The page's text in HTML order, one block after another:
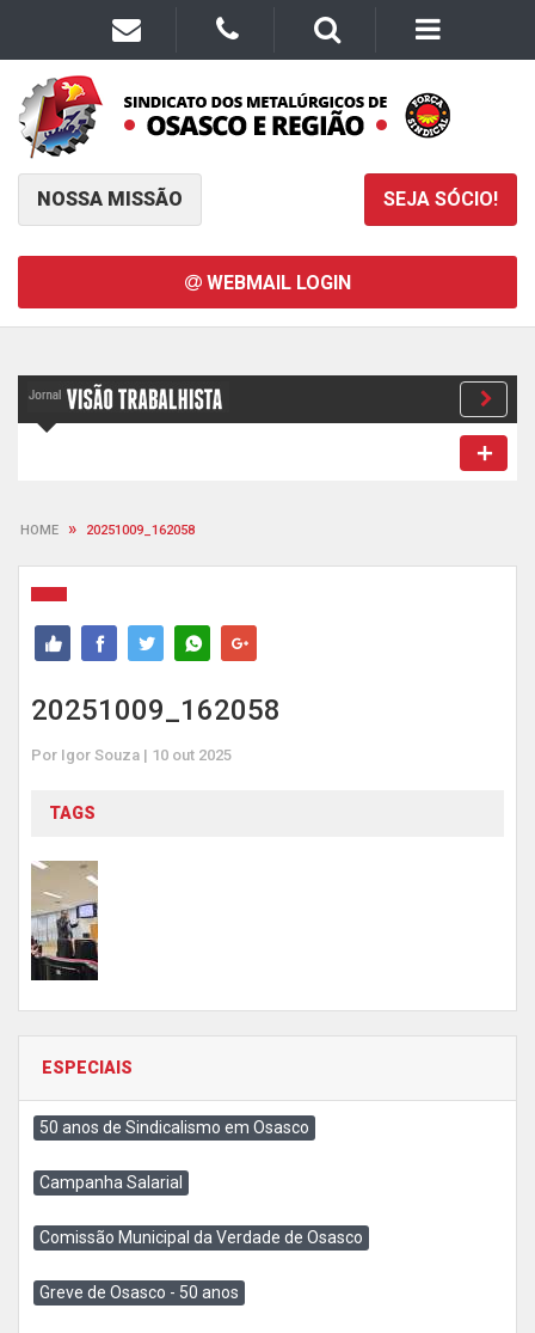
NOSSA MISSÃO SEJA SÓCIO!
WEBMAIL LOGIN
HOME » 20251009_162058
20251009_162058
Por Igor Souza | 10 out 2025
TAGS
ESPECIAIS
50 anos de Sindicalismo em Osasco
Campanha Salarial
Comissão Municipal da Verdade de Osasco
Greve de Osasco - 50 anos